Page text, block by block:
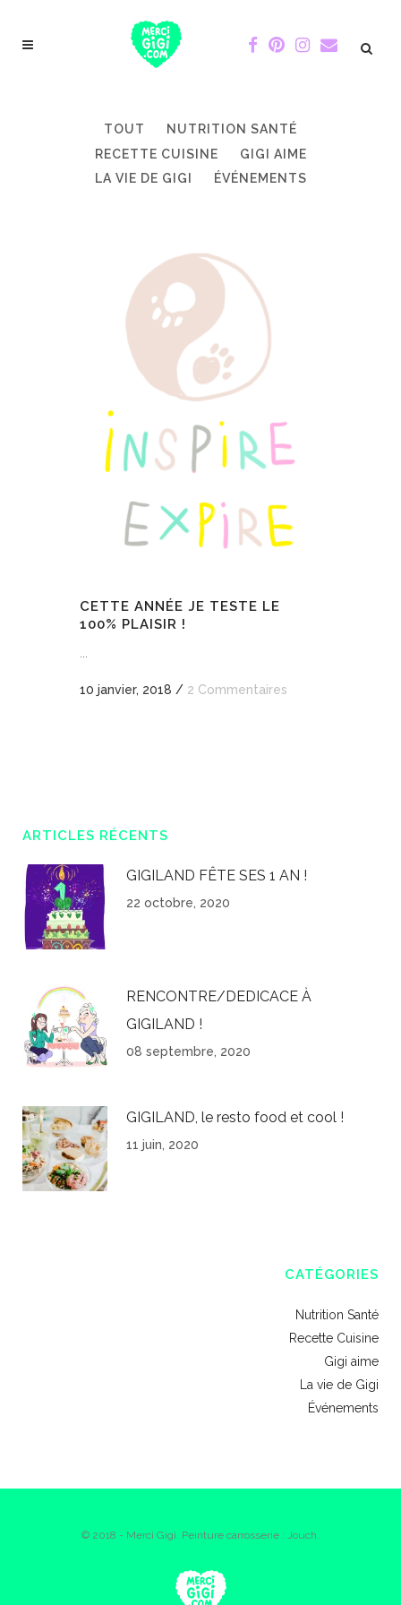
TOUT
NUTRITION SANTÉ
RECETTE CUISINE
GIGI AIME
LA VIE DE GIGI
ÉVÉNEMENTS
CETTE ANNÉE JE TESTE LE
100% PLAISIR !
10 janvier, 2018 / 2 Commentaires
ARTICLES RÉCENTS
GIGILAND FÊTE SES 1 AN !
22 octobre, 2020
RENCONTRE/DEDICACE À
GIGILAND !
08 septembre, 2020
GIGILAND, le resto food et cool !
11 juin, 2020
CATÉGORIES
Nutrition Santé
Recette Cuisine
Gigi aime
La vie de Gigi
Événements
© 2018 - Merci Gigi. Peinture carrosserie : Jouch.